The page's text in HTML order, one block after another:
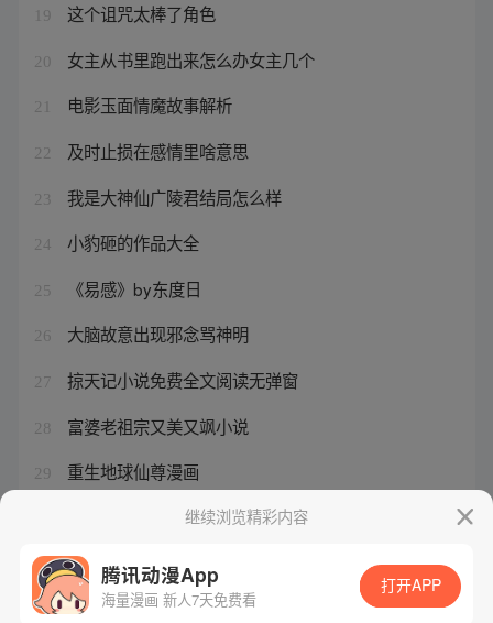
19 这个诅咒太棒了角色
20 女主从书里跑出来怎么办女主几个
21 电影玉面情魔故事解析
22 及时止损在感情里啥意思
23 我是大神仙广陵君结局怎么样
24 小豹砸的作品大全
25 《易感》by东度日
26 大脑故意出现邪念骂神明
27 掠天记小说免费全文阅读无弹窗
28 富婆老祖宗又美又飒小说
29 重生地球仙尊漫画
升邪小说有几个女主角是谁
继续浏览精彩内容
腾讯动漫App
海量漫画 新人7天免费看
打开APP